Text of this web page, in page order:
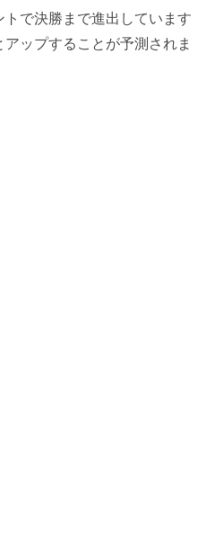
で決勝まで進出しています
ップすることが予測されま